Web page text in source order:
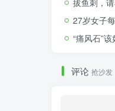
27岁女子
“痛风石”
评论 抢沙发